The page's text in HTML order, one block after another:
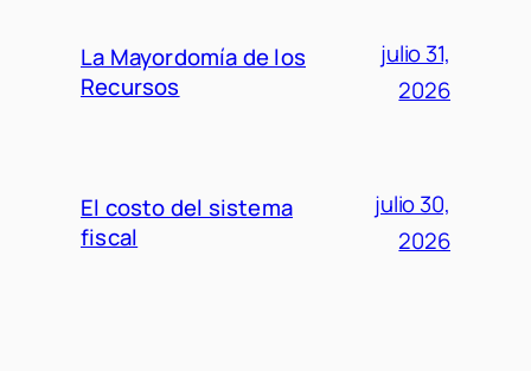
La Mayordomía de los
Recursos
julio 31,
2026
El costo del sistema
fiscal
julio 30,
2026